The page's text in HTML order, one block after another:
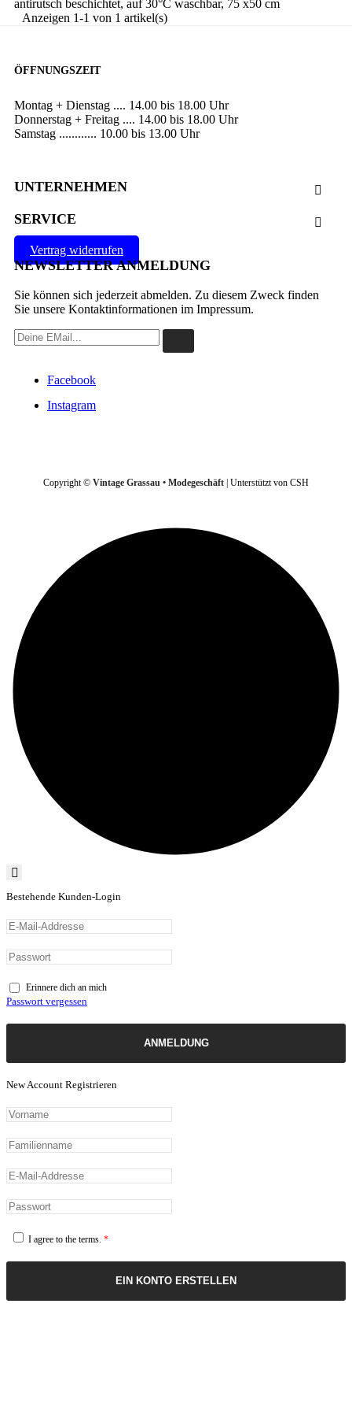
antirutsch beschichtet, auf 30°C waschbar, 75 x50 cm
Anzeigen 1-1 von 1 artikel(s)
ÖFFNUNGSZEIT
Montag + Dienstag .... 14.00 bis 18.00 Uhr
Donnerstag + Freitag .... 14.00 bis 18.00 Uhr
Samstag ............ 10.00 bis 13.00 Uhr
UNTERNEHMEN 
SERVICE 
Vertrag widerrufen
NEWSLETTER ANMELDUNG
Sie können sich jederzeit abmelden. Zu diesem Zweck finden
Sie unsere Kontaktinformationen im Impressum.
Facebook
Instagram
Copyright © Vintage Grassau • Modegeschäft | Unterstützt von CSH
Bestehende Kunden-Login
Erinnere dich an mich
Passwort vergessen
ANMELDUNG
New Account Registrieren
I agree to the terms. *
EIN KONTO ERSTELLEN